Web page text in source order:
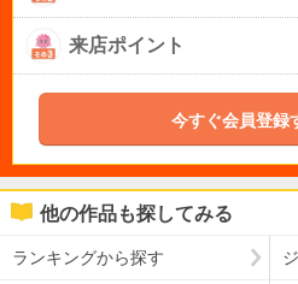
来店ポイント
今すぐ会員登録
他の作品も探してみる
ランキングから探す